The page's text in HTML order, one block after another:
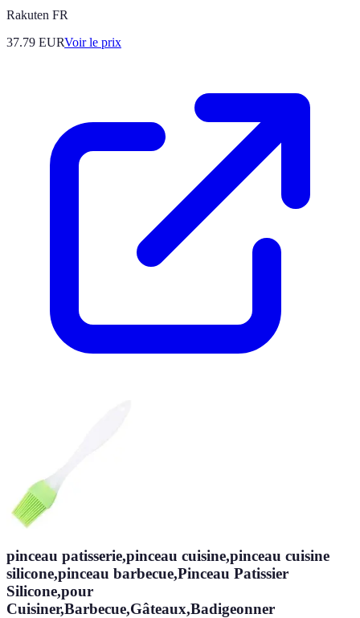
Rakuten FR
37.79 EURVoir le prix
pinceau patisserie,pinceau cuisine,pinceau cuisine
silicone,pinceau barbecue,Pinceau Patissier
Silicone,pour
Cuisiner,Barbecue,Gâteaux,Badigeonner